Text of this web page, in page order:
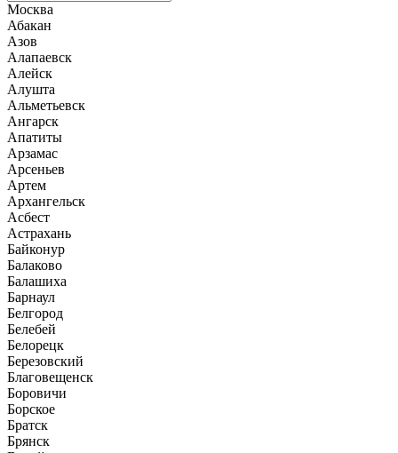
Москва
Абакан
Азов
Алапаевск
Алейск
Алушта
Альметьевск
Ангарск
Апатиты
Арзамас
Арсеньев
Артем
Архангельск
Асбест
Астрахань
Байконур
Балаково
Балашиха
Барнаул
Белгород
Белебей
Белорецк
Березовский
Благовещенск
Боровичи
Борское
Братск
Брянск